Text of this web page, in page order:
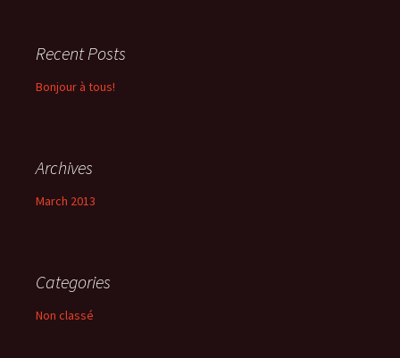
Recent Posts
Bonjour à tous!
Archives
March 2013
Categories
Non classé